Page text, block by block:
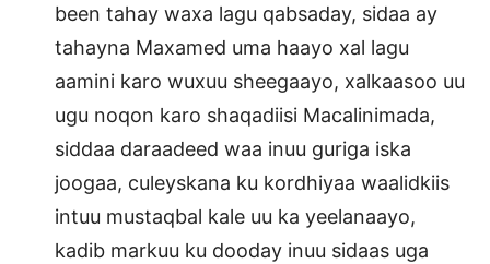
been tahay waxa lagu qabsaday, sidaa ay
tahayna Maxamed uma haayo xal lagu
aamini karo wuxuu sheegaayo, xalkaasoo uu
ugu noqon karo shaqadiisi Macalinimada,
siddaa daraadeed waa inuu guriga iska
joogaa, culeyskana ku kordhiyaa waalidkiis
intuu mustaqbal kale uu ka yeelanaayo,
kadib markuu ku dooday inuu sidaas uga